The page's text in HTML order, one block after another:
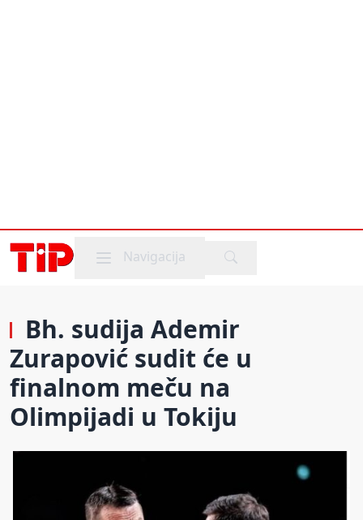
Mobile menu
Navigacija
Bh. sudija Ademir
Zurapović sudit će u
finalnom meču na
Olimpijadi u Tokiju